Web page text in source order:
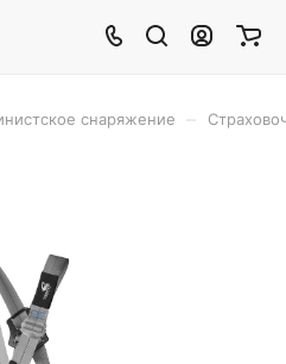
снаряжение